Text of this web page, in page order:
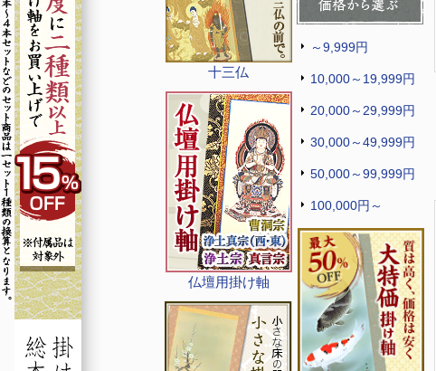
十三仏
仏壇用掛け軸
～9,999円
10,000～19,999円
20,000～29,999円
30,000～49,999円
50,000～99,999円
100,000円～